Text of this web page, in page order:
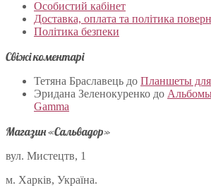
Особистий кабінет
Доставка, оплата та політика
Політика безпеки
Свіжі коментарі
Тетяна Браславець до Планшеты для
Эридана Зеленокуренко до Альбомы
Gamma
Магазин «Сальвадор»
вул. Мистецтв, 1
м. Харків, Україна.